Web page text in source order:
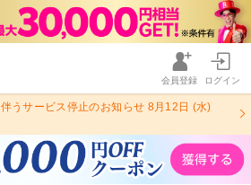
会員登録 ログイン
うサービス停止のお知らせ 8月12日 (水)